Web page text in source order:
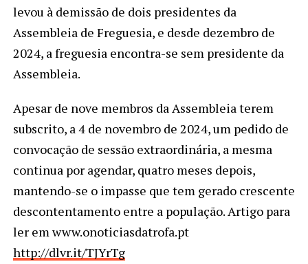
levou à demissão de dois presidentes da
Assembleia de Freguesia, e desde dezembro de
2024, a freguesia encontra-se sem presidente da
Assembleia.
Apesar de nove membros da Assembleia terem
subscrito, a 4 de novembro de 2024, um pedido de
convocação de sessão extraordinária, a mesma
continua por agendar, quatro meses depois,
mantendo-se o impasse que tem gerado crescente
descontentamento entre a população. Artigo para
ler em www.onoticiasdatrofa.pt
http://dlvr.it/TJYrTg